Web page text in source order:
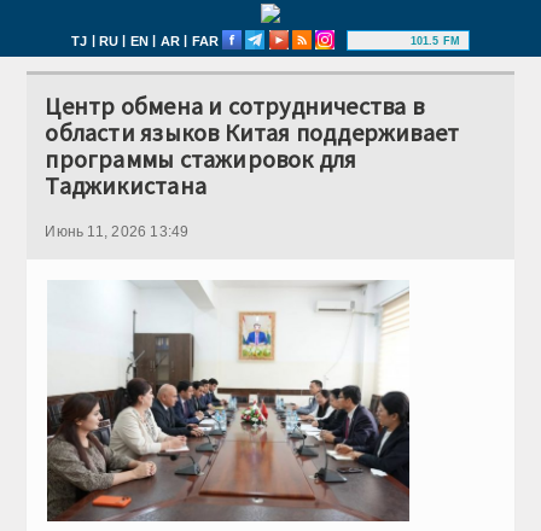
TJ | RU | EN | AR | FAR 101.5 FM
Центр обмена и сотрудничества в
области языков Китая поддерживает
программы стажировок для
Таджикистана
Июнь 11, 2026 13:49